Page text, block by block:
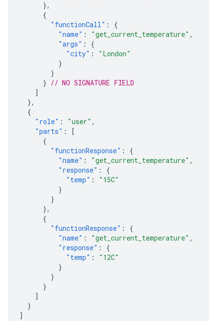
},
{
"functionCall" :
{
"name" : "get_current_temperature" ,
"args" :
{
"city" :
"London"
}
}
} // NO SIGNATURE FIELD
]
},
{
"role" : "user" ,
"parts" :
[
{
"functionResponse" :
{
"name" : "get_current_temperature" ,
"response" :
{
"temp" :
"15C"
}
}
},
{
"functionResponse" :
{
"name" : "get_current_temperature" ,
"response" :
{
"temp" :
"12C"
}
}
}
]
}
]